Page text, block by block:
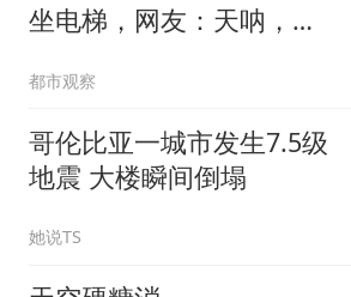
坐电梯，网友：天呐，不
都市观察
哥伦比亚一城市发生7.5级
地震 大楼瞬间倒塌
她说TS